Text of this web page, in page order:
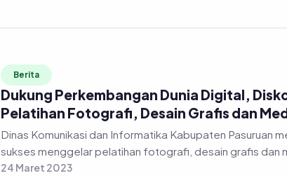
Berita
Dukung Perkembangan Dunia Digital,
Pelatihan Fotografi, Desain Grafis dan
Dinas Komunikasi dan Informatika Kabupaten Pasuruan melalui bidang Informasi dan Komunikasi
sukses menggelar pelatihan fotografi, desain grafis dan
24 Maret 2023